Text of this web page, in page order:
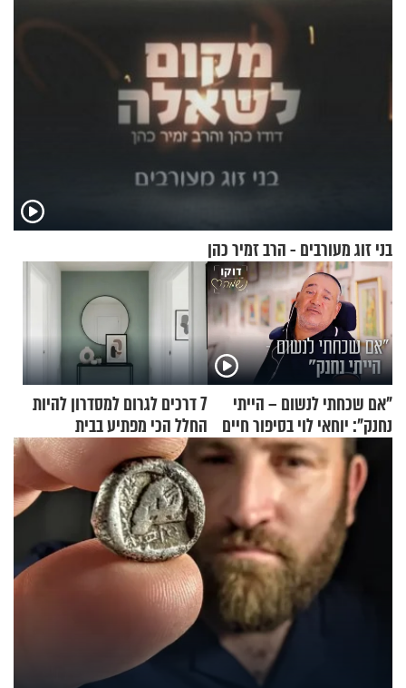
בני זוג מעורבים - הרב זמיר כהן
"אם שכחתי לנשום – הייתי
נחנק": יוחאי לוי בסיפור חיים
מעורר השראה
7 דרכים לגרום למסדרון להיות
החלל הכי מפתיע בבית